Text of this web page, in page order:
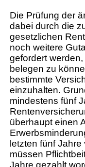
Die Prüfung der
dabei durch die
gesetzlichen
noch weitere
gefordert
belegen zu
bestimmte
einzuhalten.
mindestens fünf
überhaupt einen
letzten fünf
müssen